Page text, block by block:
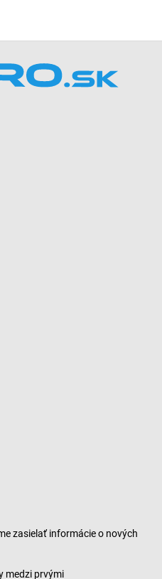
zasielať informácie o nových